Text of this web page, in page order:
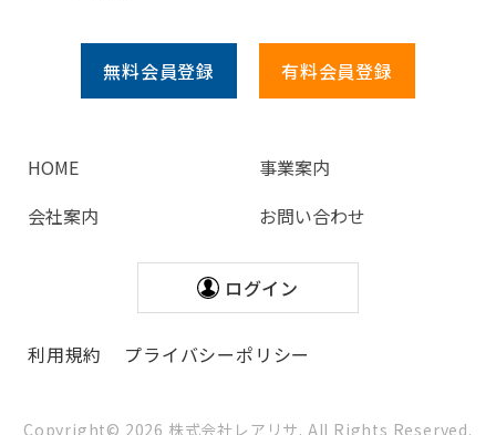
無料会員登録 有料会員登録
HOME
事業案内
会社案内
お問い合わせ
ログイン
利用規約 プライバシーポリシー
Copyright© 2026 株式会社レアリサ. All Rights Reserved.